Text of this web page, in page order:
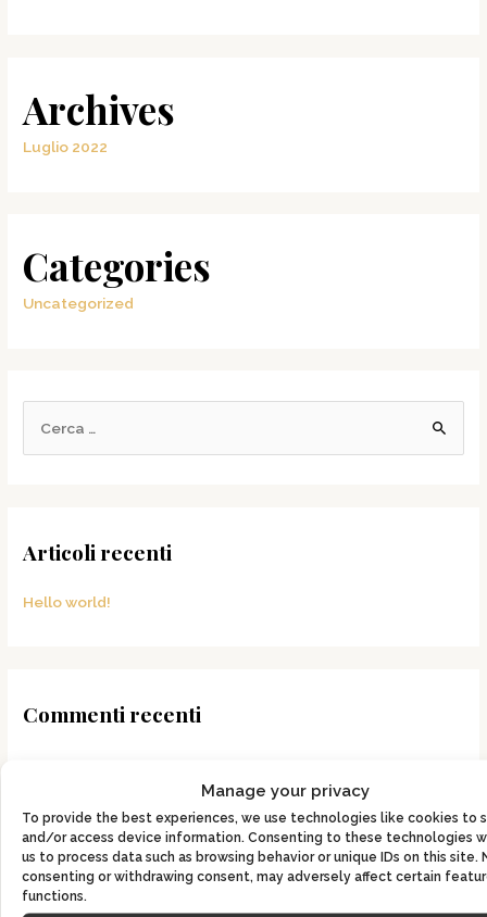
Manage your privacy
To provide the best experiences, we use technologies like cookies to
and/or access device information. Consenting to these technologies
us to process data such as browsing behavior or unique IDs on this site.
consenting or withdrawing consent, may adversely affect certain
functions.
Archives
Luglio 2022
Categories
Uncategorized
Articoli recenti
Hello world!
Commenti recenti
Archivi
Luglio 2022